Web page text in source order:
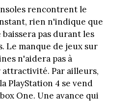
rencontrent le
rien n'indique que
pas durant les
Le manque de jeux sur
n'aidera pas à
Par ailleurs,
PlayStation 4 se vend
One. Une avance qui